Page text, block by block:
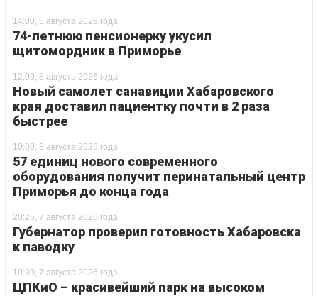
14:00, 8 августа 2026 года
74-летнюю пенсионерку укусил
щитомордник в Приморье
12:00, 8 августа 2026 года
Новый самолет санавиции Хабаровского
края доставил пациентку почти в 2 раза
быстрее
10:00, 8 августа 2026 года
57 единиц нового современного
оборудования получит перинатальный центр
Приморья до конца года
20:26, 7 августа 2026 года
Губернатор проверил готовность Хабаровска
к паводку
19:30, 7 августа 2026 года
ЦПКиО – красивейший парк на высоком